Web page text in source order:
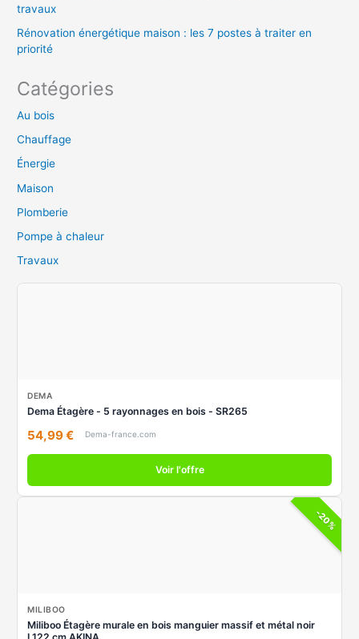
travaux
Rénovation énergétique maison : les 7 postes à traiter en
priorité
Catégories
Au bois
Chauffage
Énergie
Maison
Plomberie
Pompe à chaleur
Travaux
DEMA
Dema Étagère - 5 rayonnages en bois - SR265
54,99 € Dema-france.com
Voir l'offre
-20%
MILIBOO
Miliboo Étagère murale en bois manguier massif et métal noir
L122 cm AKINA